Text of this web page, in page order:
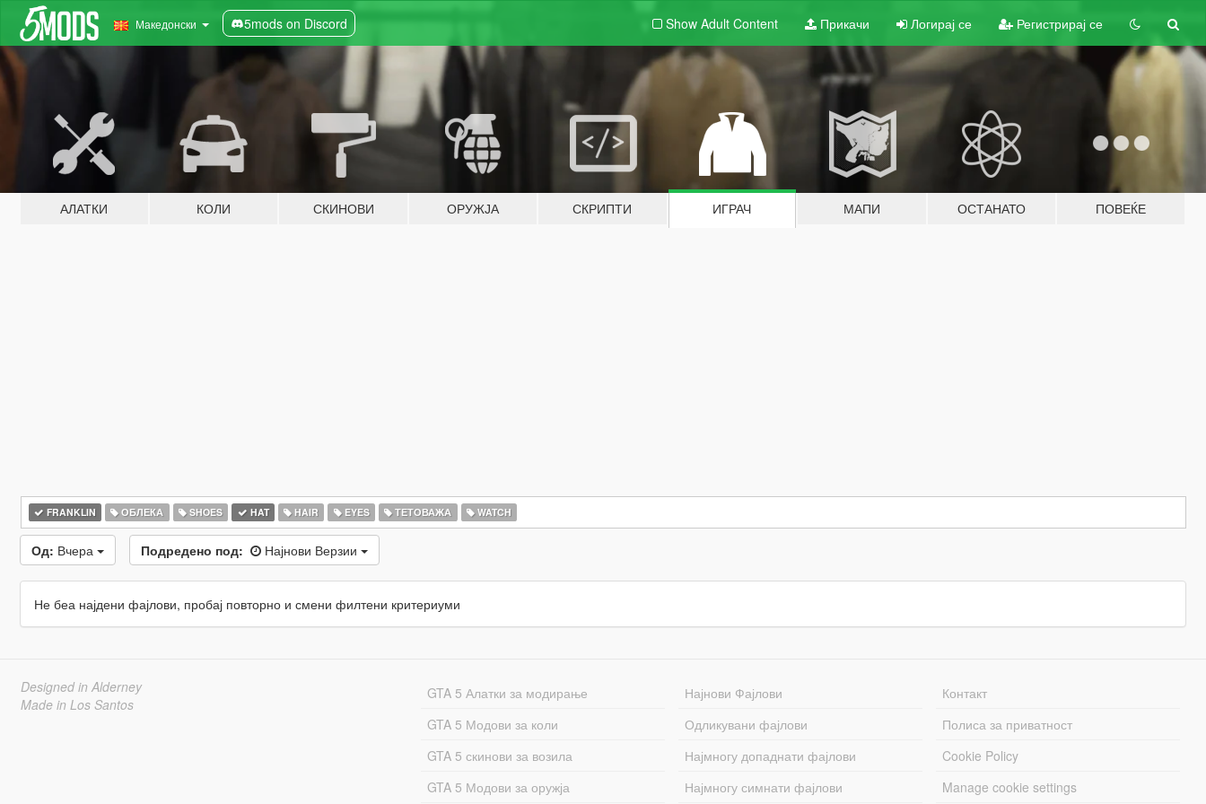
Македонски 5mods on Discord Show Adult Content Прикачи Логирај се Регистрирај се
АЛАТКИ КОЛИ СКИНОВИ ОРУЖЈА СКРИПТИ ИГРАЧ МАПИ ОСТАНАТО ПОВЕЌЕ
FRANKLIN ОБЛЕКА SHOES HAT HAIR EYES ТЕТОВАЖА WATCH
Од: Вчера Подредено под: Најнови Верзии
Не беа најдени фајлови, пробај повторно и смени филтени критериуми
Designed in Alderney
Made in Los Santos
GTA 5 Алатки за модирање
GTA 5 Модови за коли
GTA 5 скинови за возила
GTA 5 Модови за оружја
Најнови Фајлови
Одликувани фајлови
Најмногу допаднати фајлови
Најмногу симнати фајлови
Контакт
Полиса за приватност
Cookie Policy
Manage cookie settings